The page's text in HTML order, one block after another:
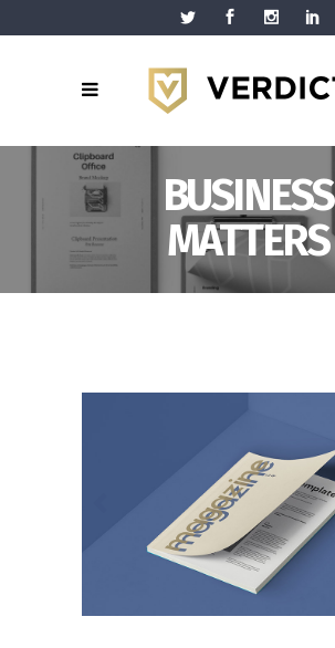
BUSINESS
MATTERS